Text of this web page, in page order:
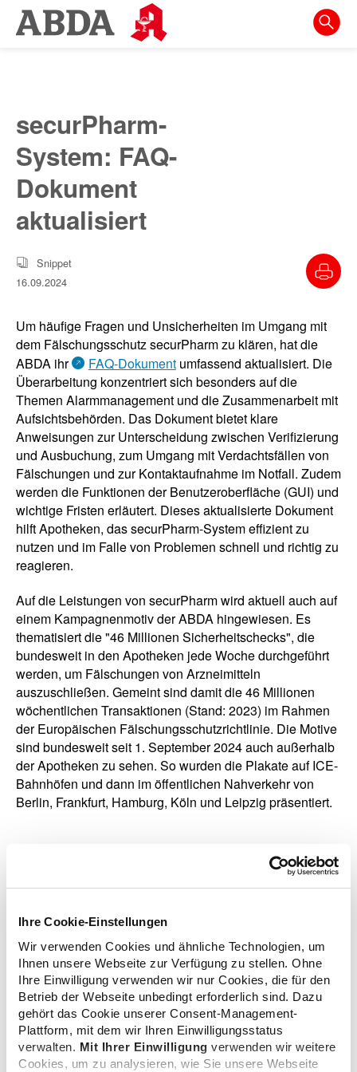
Ihre Cookie-Einstellungen
Wir verwenden Cookies und ähnliche Technologien, um
Ihnen unsere Webseite zur Verfügung zu stellen. Ohne
Ihre Einwilligung verwenden wir nur Cookies, die für den
Betrieb der Webseite unbedingt erforderlich sind. Dazu
gehört das Cookie unserer Consent-Management-
Plattform, mit dem wir Ihren Einwilligungsstatus
verwalten. Mit Ihrer Einwilligung verwenden wir weitere
Cookies, um zu analysieren, wie Sie unsere Webseite
Springe
direkt
zur
Meta-
Navigation
Inhalt
zur
Suche
securPharm-
System: FAQ-
Dokument
aktualisiert
Snippet
16.09.2024
Um häufige Fragen und Unsicherheiten im Umgang mit
dem Fälschungsschutz securPharm zu klären, hat die
ABDA ihr
FAQ-Dokumentumfassend aktualisiert. Die
Überarbeitung konzentriert sich besonders auf die
Themen Alarmmanagement und die Zusammenarbeit mit
Aufsichtsbehörden. Das Dokument bietet klare
Anweisungen zur Unterscheidung zwischen Verifizierung
und Ausbuchung, zum Umgang mit Verdachtsfällen von
Fälschungen und zur Kontaktaufnahme im Notfall. Zudem
werden die Funktionen der Benutzeroberfläche (GUI) und
wichtige Fristen erläutert. Dieses aktualisierte Dokument
hilft Apotheken, das securPharm-System effizient zu
nutzen und im Falle von Problemen schnell und richtig zu
reagieren.
Auf die Leistungen von securPharm wird aktuell auch auf
einem Kampagnenmotiv der ABDA hingewiesen. Es
thematisiert die "46 Millionen Sicherheitschecks", die
bundesweit in den Apotheken jede Woche durchgeführt
werden, um Fälschungen von Arzneimitteln
auszuschließen. Gemeint sind damit die 46 Millionen
wöchentlichen Transaktionen (Stand: 2023) im Rahmen
der Europäischen Fälschungsschutzrichtlinie. Die Motive
sind bundesweit seit 1. September 2024 auch außerhalb
der Apotheken zu sehen. So wurden die Plakate auf ICE-
Bahnhöfen und dann im öffentlichen Nahverkehr von
Berlin, Frankfurt, Hamburg, Köln und Leipzig präsentiert.
zurück zur Übersicht
Zusatzinformationen
Verwandte Nachrichten